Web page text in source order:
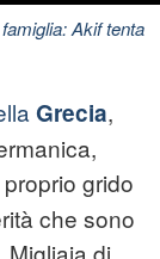
Akif tenta
Grecia,
grido
che sono